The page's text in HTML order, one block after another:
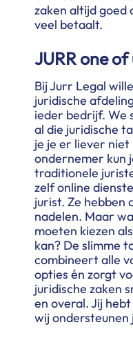
zaken altijd goed
veel betaalt.
JURR one of
Bij Jurr Legal
juridische
ieder bedrijf. We
al die juridische
je je er liever niet
ondernemer kun
traditionele
zelf online
jurist. Ze hebben
nadelen. Maar
moeten kiezen
kan? De slimme
combineert alle
opties én zorgt
juridische zaken
en overal. Jij
wij ondersteunen